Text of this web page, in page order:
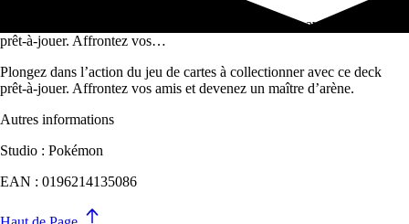
Plongez dans l'action du jeu de cartes à collectionner avec ce deck
prêt-à-jouer. Affrontez vos…
Plongez dans l’action du jeu de cartes à collectionner avec ce deck
prêt-à-jouer. Affrontez vos amis et devenez un maître d’arène.
Autres informations
Studio : Pokémon
EAN : 0196214135086